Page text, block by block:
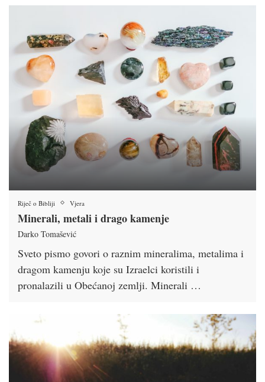
Riječ o Bibliji Vjera
Minerali, metali i drago kamenje
Darko Tomašević
Sveto pismo govori o raznim mineralima, metalima i
dragom kamenju koje su Izraelci koristili i
pronalazili u Obećanoj zemlji. Minerali …